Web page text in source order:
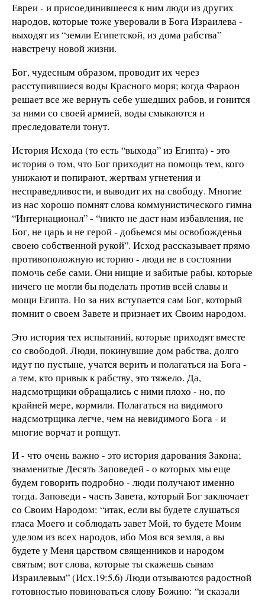
Евреи - и присоединившееся к ним люди из других
народов, которые тоже уверовали в Бога Израилева -
выходят из “земли Египетской, из дома рабства”
навстречу новой жизни.
Бог, чудесным образом, проводит их через
расступившиеся воды Красного моря; когда Фараон
решает все же вернуть себе ушедших рабов, и гонится
за ними со своей армией, воды смыкаются и
преследователи тонут.
История Исхода (то есть “выхода” из Египта) - это
история о том, что Бог приходит на помощь тем, кого
унижают и попирают, жертвам угнетения и
несправедливости, и выводит их на свободу. Многие
из нас хорошо помнят слова коммунистического гимна
“Интернационал” - “никто не даст нам избавления, не
Бог, не царь и не герой - добьемся мы освобожденья
своею собственной рукой”. Исход рассказывает прямо
противоположную историю - люди не в состоянии
помочь себе сами. Они нищие и забитые рабы, которые
ничего не могли бы поделать против всей славы и
мощи Египта. Но за них вступается сам Бог, который
помнит о своем Завете и признает их Своим народом.
Это история тех испытаний, которые приходят вместе
со свободой. Люди, покинувшие дом рабства, долго
идут по пустыне, учатся верить и полагаться на Бога -
а тем, кто привык к рабству, это тяжело. Да,
надсмотрщики обращались с ними плохо - но, по
крайней мере, кормили. Полагаться на видимого
надсмотрщика легче, чем на невидимого Бога - и
многие ворчат и ропщут.
И - что очень важно - это история дарования Закона;
знаменитые Десять Заповедей - о которых мы еще
будем говорить подробно - люди получают именно
тогда. Заповеди - часть Завета, который Бог заключает
со Своим Народом: “итак, если вы будете слушаться
гласа Моего и соблюдать завет Мой, то будете Моим
уделом из всех народов, ибо Моя вся земля, а вы
будете у Меня царством священников и народом
святым; вот слова, которые ты скажешь сынам
Израилевым” (Исх.19:5,6) Люди отзываются радостной
готовностью повиноваться слову Божию: “и сказали